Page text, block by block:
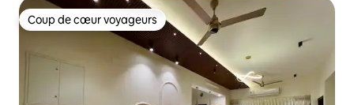
Coup de cœur voyageurs
Coup de cœur voyageurs